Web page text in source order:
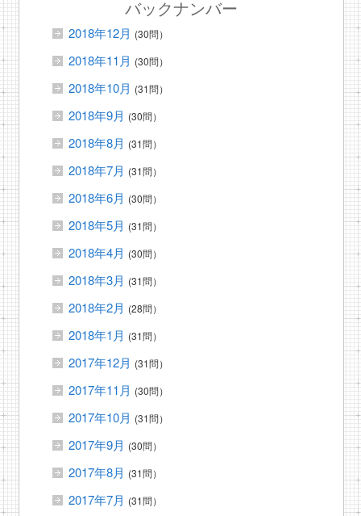
バックナンバー
2018年12月 (30問）
2018年11月 (30問）
2018年10月 (31問）
2018年9月 (30問）
2018年8月 (31問）
2018年7月 (31問）
2018年6月 (30問）
2018年5月 (31問）
2018年4月 (30問）
2018年3月 (31問）
2018年2月 (28問）
2018年1月 (31問）
2017年12月 (31問）
2017年11月 (30問）
2017年10月 (31問）
2017年9月 (30問）
2017年8月 (31問）
2017年7月 (31問）